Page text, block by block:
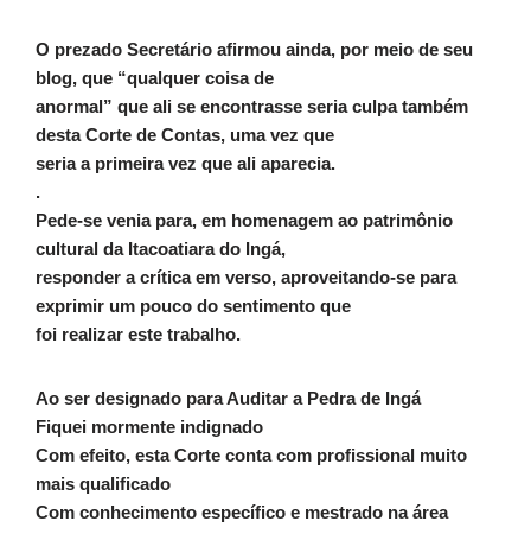
O prezado Secretário afirmou ainda, por meio de seu
blog, que “qualquer coisa de
anormal” que ali se encontrasse seria culpa também
desta Corte de Contas, uma vez que
seria a primeira vez que ali aparecia.
.
Pede-se venia para, em homenagem ao patrimônio
cultural da Itacoatiara do Ingá,
responder a crítica em verso, aproveitando-se para
exprimir um pouco do sentimento que
foi realizar este trabalho.
Ao ser designado para Auditar a Pedra de Ingá
Fiquei mormente indignado
Com efeito, esta Corte conta com profissional muito
mais qualificado
Com conhecimento específico e mestrado na área